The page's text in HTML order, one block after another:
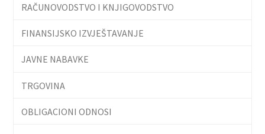
RAČUNOVODSTVO I KNJIGOVODSTVO
FINANSIJSKO IZVJEŠTAVANJE
JAVNE NABAVKE
TRGOVINA
OBLIGACIONI ODNOSI